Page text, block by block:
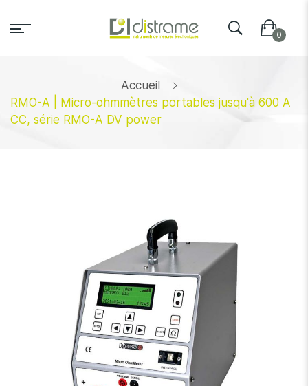
Accueil
RMO-A | Micro-ohmmètres portables jusqu'à 600 A
CC, série RMO-A DV power